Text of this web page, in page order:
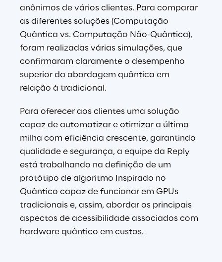
anônimos de vários clientes. Para comparar
as diferentes soluções (Computação
Quântica vs. Computação Não-Quântica),
foram realizadas várias simulações, que
confirmaram claramente o desempenho
superior da abordagem quântica em
relação à tradicional.
Para oferecer aos clientes uma solução
capaz de automatizar e otimizar a última
milha com eficiência crescente, garantindo
qualidade e segurança, a equipe da Reply
está trabalhando na definição de um
protótipo de algoritmo Inspirado no
Quântico capaz de funcionar em GPUs
tradicionais e, assim, abordar os principais
aspectos de acessibilidade associados com
hardware quântico em custos.